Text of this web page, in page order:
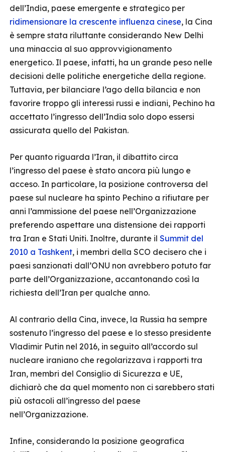
dell’India, paese emergente e strategico per
ridimensionare la crescente influenza cinese, la Cina
è sempre stata riluttante considerando New Delhi
una minaccia al suo approvvigionamento
energetico. Il paese, infatti, ha un grande peso nelle
decisioni delle politiche energetiche della regione.
Tuttavia, per bilanciare l’ago della bilancia e non
favorire troppo gli interessi russi e indiani, Pechino ha
accettato l’ingresso dell’India solo dopo essersi
assicurata quello del Pakistan.
Per quanto riguarda l’Iran, il dibattito circa
l’ingresso del paese è stato ancora più lungo e
acceso. In particolare, la posizione controversa del
paese sul nucleare ha spinto Pechino a rifiutare per
anni l’ammissione del paese nell’Organizzazione
preferendo aspettare una distensione dei rapporti
tra Iran e Stati Uniti. Inoltre, durante il Summit del
2010 a Tashkent, i membri della SCO decisero che i
paesi sanzionati dall’ONU non avrebbero potuto far
parte dell’Organizzazione, accantonando così la
richiesta dell’Iran per qualche anno.
Al contrario della Cina, invece, la Russia ha sempre
sostenuto l’ingresso del paese e lo stesso presidente
Vladimir Putin nel 2016, in seguito all’accordo sul
nucleare iraniano che regolarizzava i rapporti tra
Iran, membri del Consiglio di Sicurezza e UE,
dichiarò che da quel momento non ci sarebbero stati
più ostacoli all’ingresso del paese
nell’Organizzazione.
Infine, considerando la posizione geografica